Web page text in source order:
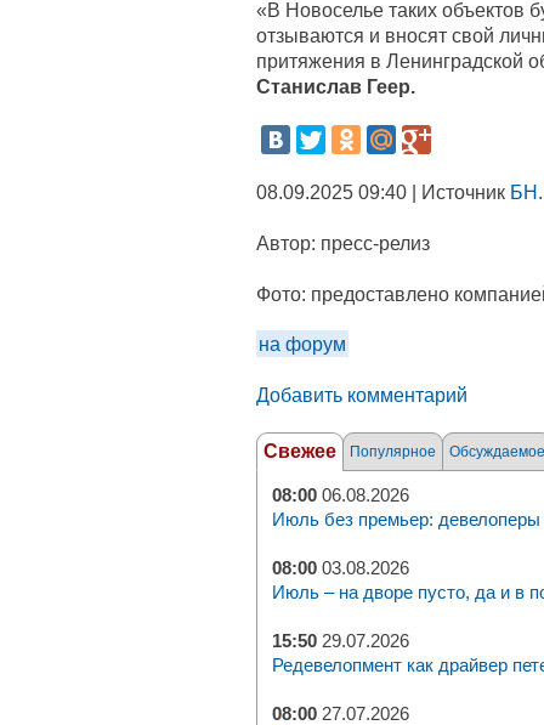
«В Новоселье таких объектов
отзываются и вносят свой
притяжения в Ленинградской
Станислав Геер.
08.09.2025 09:40 | Источник
Автор: пресс-релиз
Фото: предоставлено
на форум
Добавить комментарий
Свежее Популярное Обсуждаемое
08:00 06.08.2026
Июль без премьер: девелоперы
08:00 03.08.2026
Июль – на дворе пусто, да и в
15:50 29.07.2026
Редевелопмент как драйвер
08:00 27.07.2026